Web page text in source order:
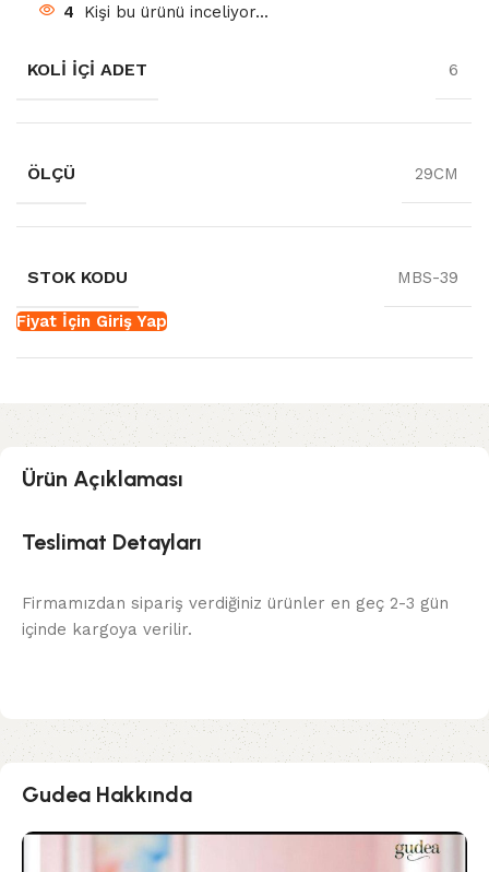
4 Kişi bu ürünü inceliyor...
KOLI İÇI ADET 6
ÖLÇÜ 29CM
STOK KODU MBS-39
Fiyat İçin Giriş Yap
Ürün Açıklaması
Teslimat Detayları
Firmamızdan sipariş verdiğiniz ürünler en geç 2-3 gün
içinde kargoya verilir.
Gudea Hakkında